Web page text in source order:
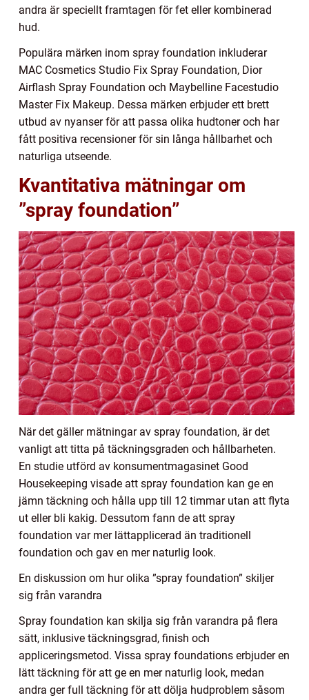
andra är speciellt framtagen för fet eller kombinerad
hud.
Populära märken inom spray foundation inkluderar
MAC Cosmetics Studio Fix Spray Foundation, Dior
Airflash Spray Foundation och Maybelline Facestudio
Master Fix Makeup. Dessa märken erbjuder ett brett
utbud av nyanser för att passa olika hudtoner och har
fått positiva recensioner för sin långa hållbarhet och
naturliga utseende.
Kvantitativa mätningar om
”spray foundation”
När det gäller mätningar av spray foundation, är det
vanligt att titta på täckningsgraden och hållbarheten.
En studie utförd av konsumentmagasinet Good
Housekeeping visade att spray foundation kan ge en
jämn täckning och hålla upp till 12 timmar utan att flyta
ut eller bli kakig. Dessutom fann de att spray
foundation var mer lättapplicerad än traditionell
foundation och gav en mer naturlig look.
En diskussion om hur olika ”spray foundation” skiljer
sig från varandra
Spray foundation kan skilja sig från varandra på flera
sätt, inklusive täckningsgrad, finish och
appliceringsmetod. Vissa spray foundations erbjuder en
lätt täckning för att ge en mer naturlig look, medan
andra ger full täckning för att dölja hudproblem såsom